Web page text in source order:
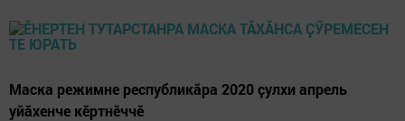
Маска режимне республикӑра 2020 ҫулхи апрель
уйӑхенче кӗртнӗччӗ